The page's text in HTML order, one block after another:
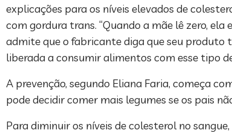
explicações para os níveis elevados de
com gordura trans. “Quando a mãe lê zero,
admite que o fabricante diga que seu produto
liberada a consumir alimentos com esse tipo
A prevenção, segundo Eliana Faria, começa
pode decidir comer mais legumes se os pais
Para diminuir os níveis de colesterol no